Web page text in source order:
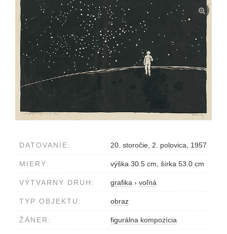
DATOVANIE: 20. storočie, 2. polovica, 1957
MIERY: výška 30.5 cm, šírka 53.0 cm
VÝTVARNÝ DRUH: grafika › voľná
TYP OBJEKTU: obraz
ŽÁNER: figurálna kompozícia